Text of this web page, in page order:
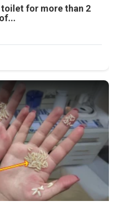
toilet for more than 2